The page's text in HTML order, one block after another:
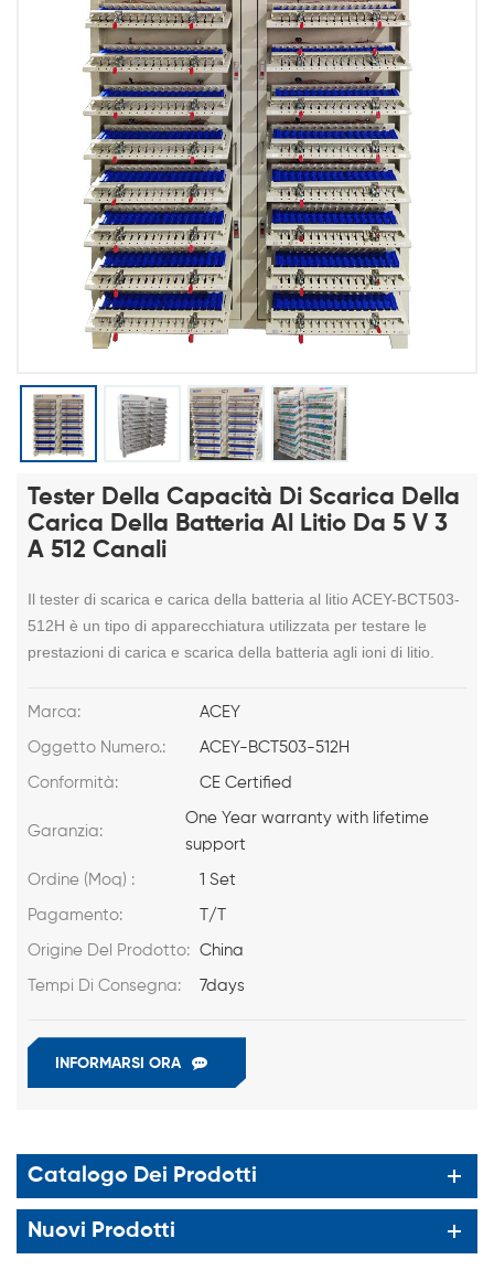
Tester Della Capacità Di Scarica Della
Carica Della Batteria Al Litio Da 5 V 3
A 512 Canali
Il tester di scarica e carica della batteria al litio ACEY-BCT503-
512H è un tipo di apparecchiatura utilizzata per testare le
prestazioni di carica e scarica della batteria agli ioni di litio.
Marca: ACEY
Oggetto Numero.: ACEY-BCT503-512H
Conformità: CE Certified
Garanzia:
One Year warranty with lifetime
support
Ordine (Moq) : 1 Set
Pagamento: T/T
Origine Del Prodotto: China
Tempi Di Consegna: 7days
INFORMARSI ORA
Catalogo Dei Prodotti
Nuovi Prodotti